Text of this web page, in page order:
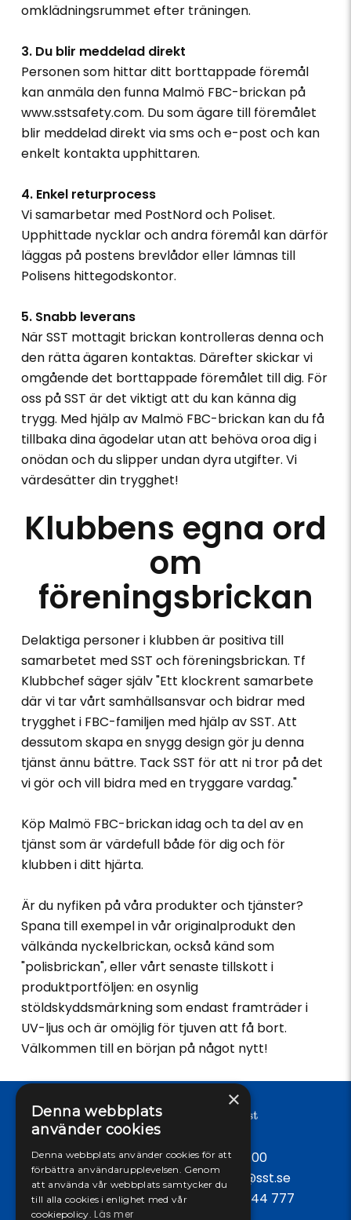
omklädningsrummet efter träningen.
3. Du blir meddelad direkt
Personen som hittar ditt borttappade föremål
kan anmäla den funna Malmö FBC-brickan på
www.sstsafety.com. Du som ägare till föremålet
blir meddelad direkt via sms och e-post och kan
enkelt kontakta upphittaren.
4. Enkel returprocess
Vi samarbetar med PostNord och Poliset.
Upphittade nycklar och andra föremål kan därför
läggas på postens brevlådor eller lämnas till
Polisens hittegodskontor.
5. Snabb leverans
När SST mottagit brickan kontrolleras denna och
den rätta ägaren kontaktas. Därefter skickar vi
omgående det borttappade föremålet till dig. För
oss på SST är det viktigt att du kan känna dig
trygg. Med hjälp av Malmö FBC-brickan kan du få
tillbaka dina ägodelar utan att behöva oroa dig i
onödan och du slipper undan dyra utgifter. Vi
värdesätter din trygghet!
Klubbens egna ord
om
föreningsbrickan
Delaktiga personer i klubben är positiva till
samarbetet med SST och föreningsbrickan. Tf
Klubbchef säger själv "Ett klockrent samarbete
där vi tar vårt samhällsansvar och bidrar med
trygghet i FBC-familjen med hjälp av SST. Att
dessutom skapa en snygg design gör ju denna
tjänst ännu bättre. Tack SST för att ni tror på det
vi gör och vill bidra med en tryggare vardag."
Köp Malmö FBC-brickan idag och ta del av en
tjänst som är värdefull både för dig och för
klubben i ditt hjärta.
Är du nyfiken på våra produkter och tjänster?
Spana till exempel in vår originalprodukt den
välkända nyckelbrickan, också känd som
"polisbrickan", eller vårt senaste tillskott i
produktportföljen: en osynlig
stöldskyddsmärkning som endast framträder i
UV-ljus och är omöjlig för tjuven att få bort.
Välkommen till en början på något nytt!
Öppet vardagar: 09:00 - 17:00
Tel:042-38 58 50, E-post: info@sst.se
Spärrtjänst dygnet runt:
0771-444 777
×
Denna webbplats
använder cookies
Denna webbplats använder cookies för att
förbättra användarupplevelsen. Genom
att använda vår webbplats samtycker du
till alla cookies i enlighet med vår
cookiepolicy. Läs mer